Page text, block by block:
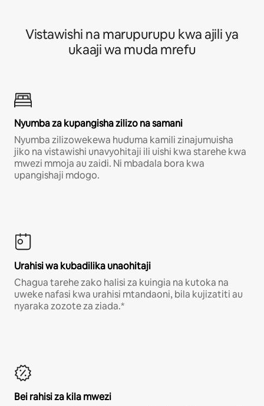
Vistawishi na marupurupu kwa ajili ya
ukaaji wa muda mrefu
Nyumba za kupangisha zilizo na samani
Nyumba zilizowekewa huduma kamili zinajumuisha
jiko na vistawishi unavyohitaji ili uishi kwa starehe kwa
mwezi mmoja au zaidi. Ni mbadala bora kwa
upangishaji mdogo.
Urahisi wa kubadilika unaohitaji
Chagua tarehe zako halisi za kuingia na kutoka na
uweke nafasi kwa urahisi mtandaoni, bila kujizatiti au
nyaraka zozote za ziada.*
Bei rahisi za kila mwezi